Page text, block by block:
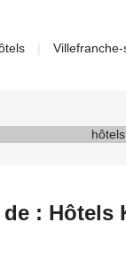
: Hôtels